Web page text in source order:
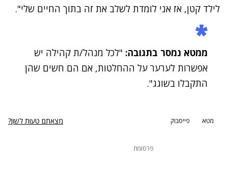
לילד קטן, אז אני לומדת לשלב את זה בתוך החיים שלי".
ממטא נמסר בתגובה: "לכל מנהל/ת קהילה יש
אפשרות לערער על ההחלטות, אם הם חשים שהן
התקבלו בשוגג".
מטא פייסבוק מצאתם טעות לשון?
פרסומת